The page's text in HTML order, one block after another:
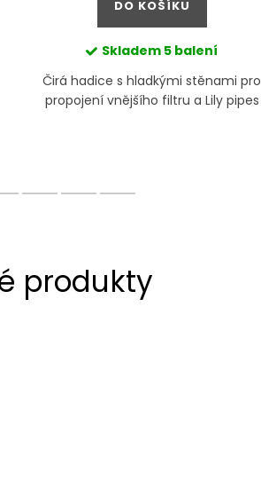
DO KOŠÍKU
Skladem 5 balení
Čirá hadice s hladkými stěnami pro
propojení vnějšího filtru a Lily pipes